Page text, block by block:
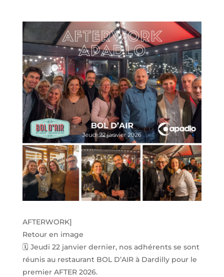
AFTERWORK]
Retour en image
🗓️ Jeudi 22 janvier dernier, nos adhérents se sont
réunis au restaurant BOL D’AIR à Dardilly pour le
premier AFTER 2026.